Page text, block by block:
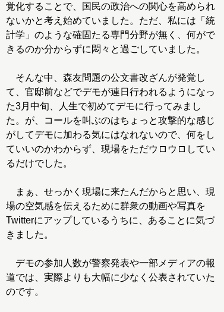
覚化することで、国民の政治への関心を高められ
ないかと考え始めていました。ただ、私には「統
計学」のような確固たる専門分野が無く、何がで
きるのか分からずに悶々と過ごしていました。
そんな中、森友問題の公文書改ざんが発覚し
て、官邸前などでデモが連日行われるようになっ
た3月中旬、人生で初めてデモに行ってみまし
た。が、コールを叫ぶのはちょっと攻撃的な感じ
がしてデモに加わる気にはなれないので、何をし
ていいのかわからず、現場をただウロウロしてい
るだけでした。
まぁ、せっかく現場に来たんだからと思い、現
場の空気感を伝えるために群衆の動画や写真を
Twitterにアップしているうちに、あることに気づ
きました。
デモの参加人数が警察発表や一部メディアの報
道では、実際よりも大幅に少なく公表されていた
のです。